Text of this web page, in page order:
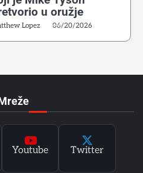
u oružje
Lopez 06/20/2026
Youtube Twitter